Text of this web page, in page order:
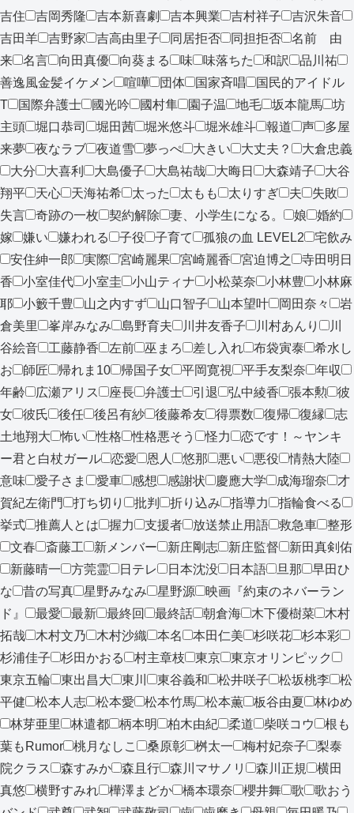
吉住
吉岡秀隆 吉本新喜劇 吉本興業 吉村祥子
吉沢朱音
吉田羊
吉野家 吉高由里子 同居拒否 同担拒否
名前 由
来
名言 向田真優 向葵まる 味 味落ちた 和訳
品川祐
善逸風金髪イケメン
喧嘩 団体 国家斉唱
国民的アイドル
T
国際弁護士 國光吟 國村隼 園子温 地毛 坂本龍馬
坊
主頭
堀口恭司 堀田茜 堀米悠斗 堀米雄斗 報道 声
多屋
来夢
夜なラブ 夜道雪 夢っぺ 大きい 大丈夫？
大倉忠義
大分
大喜利 大島優子 大島祐哉 大晦日 大森靖子
大谷
翔平
天心 天海祐希 太った 太もも 太りすぎ 夫
失敗
失言
奇跡の一枚 契約解除 妻、小学生になる。 娘
婚約
嫁
嫌い 嫌われる 子役 子育て 孤狼の血 LEVEL2
宅飲み
安住紳一郎
実際 宮崎麗果 宮崎麗香 宮迫博之
寺田明日
香
小室佳代 小室圭 小山ティナ 小松菜奈 小林豊
小林麻
耶
小籔千豊 山之内すず 山口智子 山本望叶 岡田奈々
岩
倉美里
峯岸みなみ 島野育夫 川井友香子 川村あんり
川
谷絵音
工藤静香 左前 巫まろ 差し入れ 布袋寅泰
希水し
お
師匠 帰れま10 帰国子女 平岡寛視 平手友梨奈
年収
年齢
広瀬アリス 座長 弁護士 引退 弘中綾香 張本勲
彼
女
彼氏 後任 後呂有紗 後藤希友 得票数 復帰 復縁
志
土地翔大
怖い 性格 性格悪そう 怪力
恋です！～ヤンキ
ー君と白杖ガール
恋愛 恩人 悠那 悪い 悪役
情熱大陸
意味
愛子さま 愛車 感想 感謝状 慶應大学 成海瑠奈
才
賀紀左衛門
打ち切り 批判 折り込み 指導力
指輪食べる
挙式
推薦人とは 握力 支援者 放送禁止用語 救急車
整形
文春
斎藤工 新メンバー 新庄剛志 新庄監督
新田真剣佑
新藤晴一
方莞霊 日テレ 日本沈没 日本語 旦那
早田ひ
な
昔の写真 星野みなみ 星野源
映画『約束のネバーラン
ド』
最愛 最新 最終回 最終話 朝倉海 木下優樹菜
木村
拓哉
木村文乃 木村沙織 本名 本田仁美 杉咲花
杉本彩
杉浦佳子
杉田かおる 村主章枝 東京
東京オリンピック
東京五輪
東出昌大 東川 東谷義和 松井咲子 松坂桃李
松
平健
松本人志 松本愛 松本竹馬 松本薫 板谷由夏
林ゆめ
林芽亜里
林遣都 柄本明 柏木由紀 柔道 柴咲コウ
根も
葉もRumor
桃月なしこ 桑原彰 桝太一 梅村妃奈子
梨泰
院クラス
森すみか 森且行 森川マサノリ 森川正規
横田
真悠
横野すみれ 樺澤まどか 橋本環奈 櫻井舞 歌
歌おう